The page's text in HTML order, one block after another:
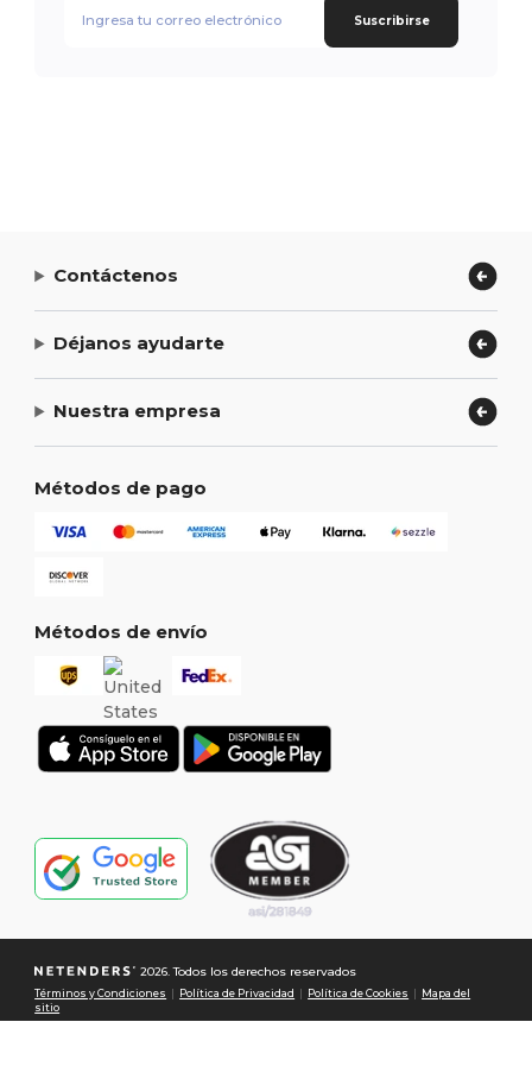
Suscribirse
Contáctenos
Déjanos ayudarte
Nuestra empresa
Métodos de pago
Métodos de envío
2026. Todos los derechos reservados
Términos y Condiciones Política de Privacidad Política de Cookies
Mapa del
sitio